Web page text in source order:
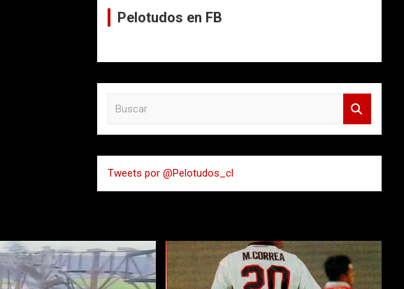
Pelotudos en FB
a
r
Tweets por @Pelotudos_cl